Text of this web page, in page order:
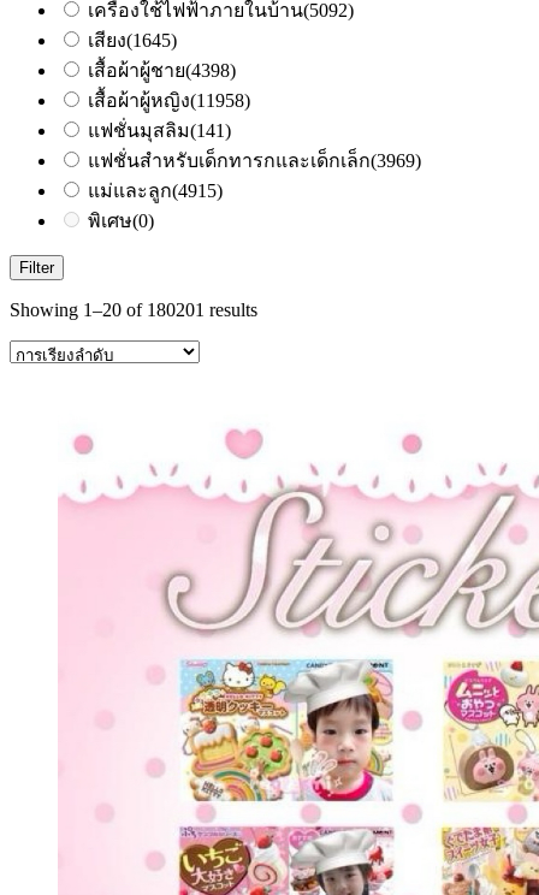
เครื่องใช้ไฟฟ้าภายในบ้าน(5092)
เสียง(1645)
เสื้อผ้าผู้ชาย(4398)
เสื้อผ้าผู้หญิง(11958)
แฟชั่นมุสลิม(141)
แฟชั่นสำหรับเด็กทารกและเด็กเล็ก(3969)
แม่และลูก(4915)
พิเศษ(0)
Filter
Showing 1–20 of 180201 results